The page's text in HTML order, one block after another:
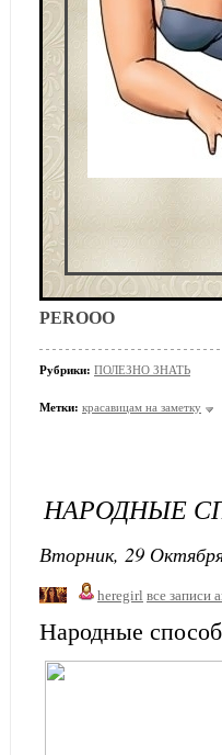
PEROOO
Рубрики: ПОЛЕЗНО ЗНАТЬ
Метки: красавицам на заметку
НАРОДНЫЕ
Вторник, 29
heregirl все записи
Народные